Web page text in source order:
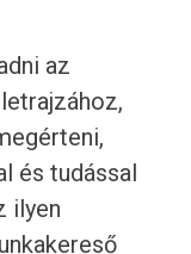
az
és tudással
ilyen